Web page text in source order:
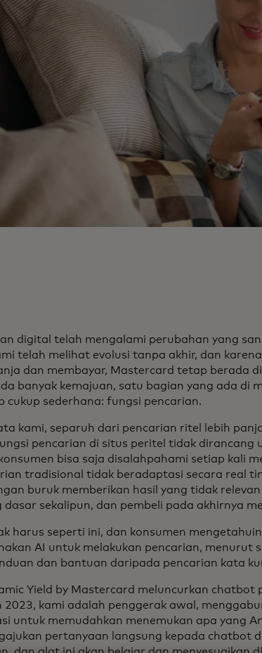
digital telah mengalami perubahan yang
telah melihat evolusi tanpa akhir, dan
dan membayar, Mastercard tetap berada
banyak kemajuan, satu bagian yang ada di
cukup sederhana: fungsi pencarian.
kami, separuh dari pencarian ritel lebih
pencarian di situs peritel tidak dirancang
bisa saja disalahpahami setiap kali
tradisional tidak beradaptasi secara real
buruk memberikan hasil yang tidak
dasar sekalipun, dan pembeli pada akhirnya
harus seperti ini, dan konsumen
AI untuk melakukan pencarian, menurut
dan bantuan daripada pencarian kata
Yield by Mastercard meluncurkan chatbot
2023, kami adalah penggerak awal,
untuk memudahkan menemukan apa yang
pertanyaan langsung kepada chatbot